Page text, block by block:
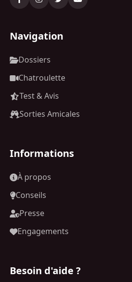
Navigation
Dossiers
Chatroulette
Test & Avis
Sorties Amicales
Informations
À propos
Conseils
Presse
Engagements
Besoin d'aide ?